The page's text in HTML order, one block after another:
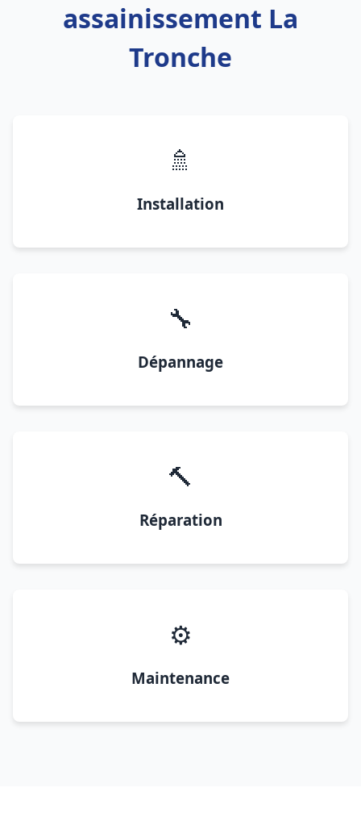
assainissement La
Tronche
🚿
Installation
🔧
Dépannage
🔨
Réparation
⚙️
Maintenance